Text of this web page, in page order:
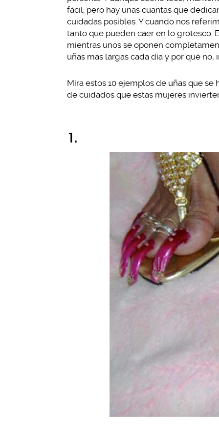
fácil; pero hay unas cuantas que
cuidadas posibles. Y cuando nos
tanto que pueden caer en lo grotesco.
mientras unos se oponen
uñas más largas cada día y por qué
Mira estos 10 ejemplos de uñas que
de cuidados que estas mujeres
1.